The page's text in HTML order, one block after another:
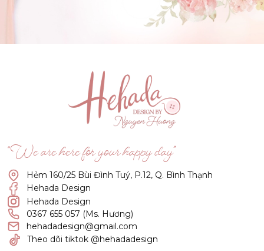
GẬT ĐẦU NHÉ NÀNG !
(Click vào đây để He và Nàng có 1 cuộc hẹn nà)
“We are here for your happy day”
Hẻm 160/25 Bùi Đình Tuý, P.12, Q. Bình Thạnh
Hehada Design
Hehada Design
0367 655 057 (Ms. Hương)
hehadadesign@gmail.com
Theo dõi tiktok @hehadadesign